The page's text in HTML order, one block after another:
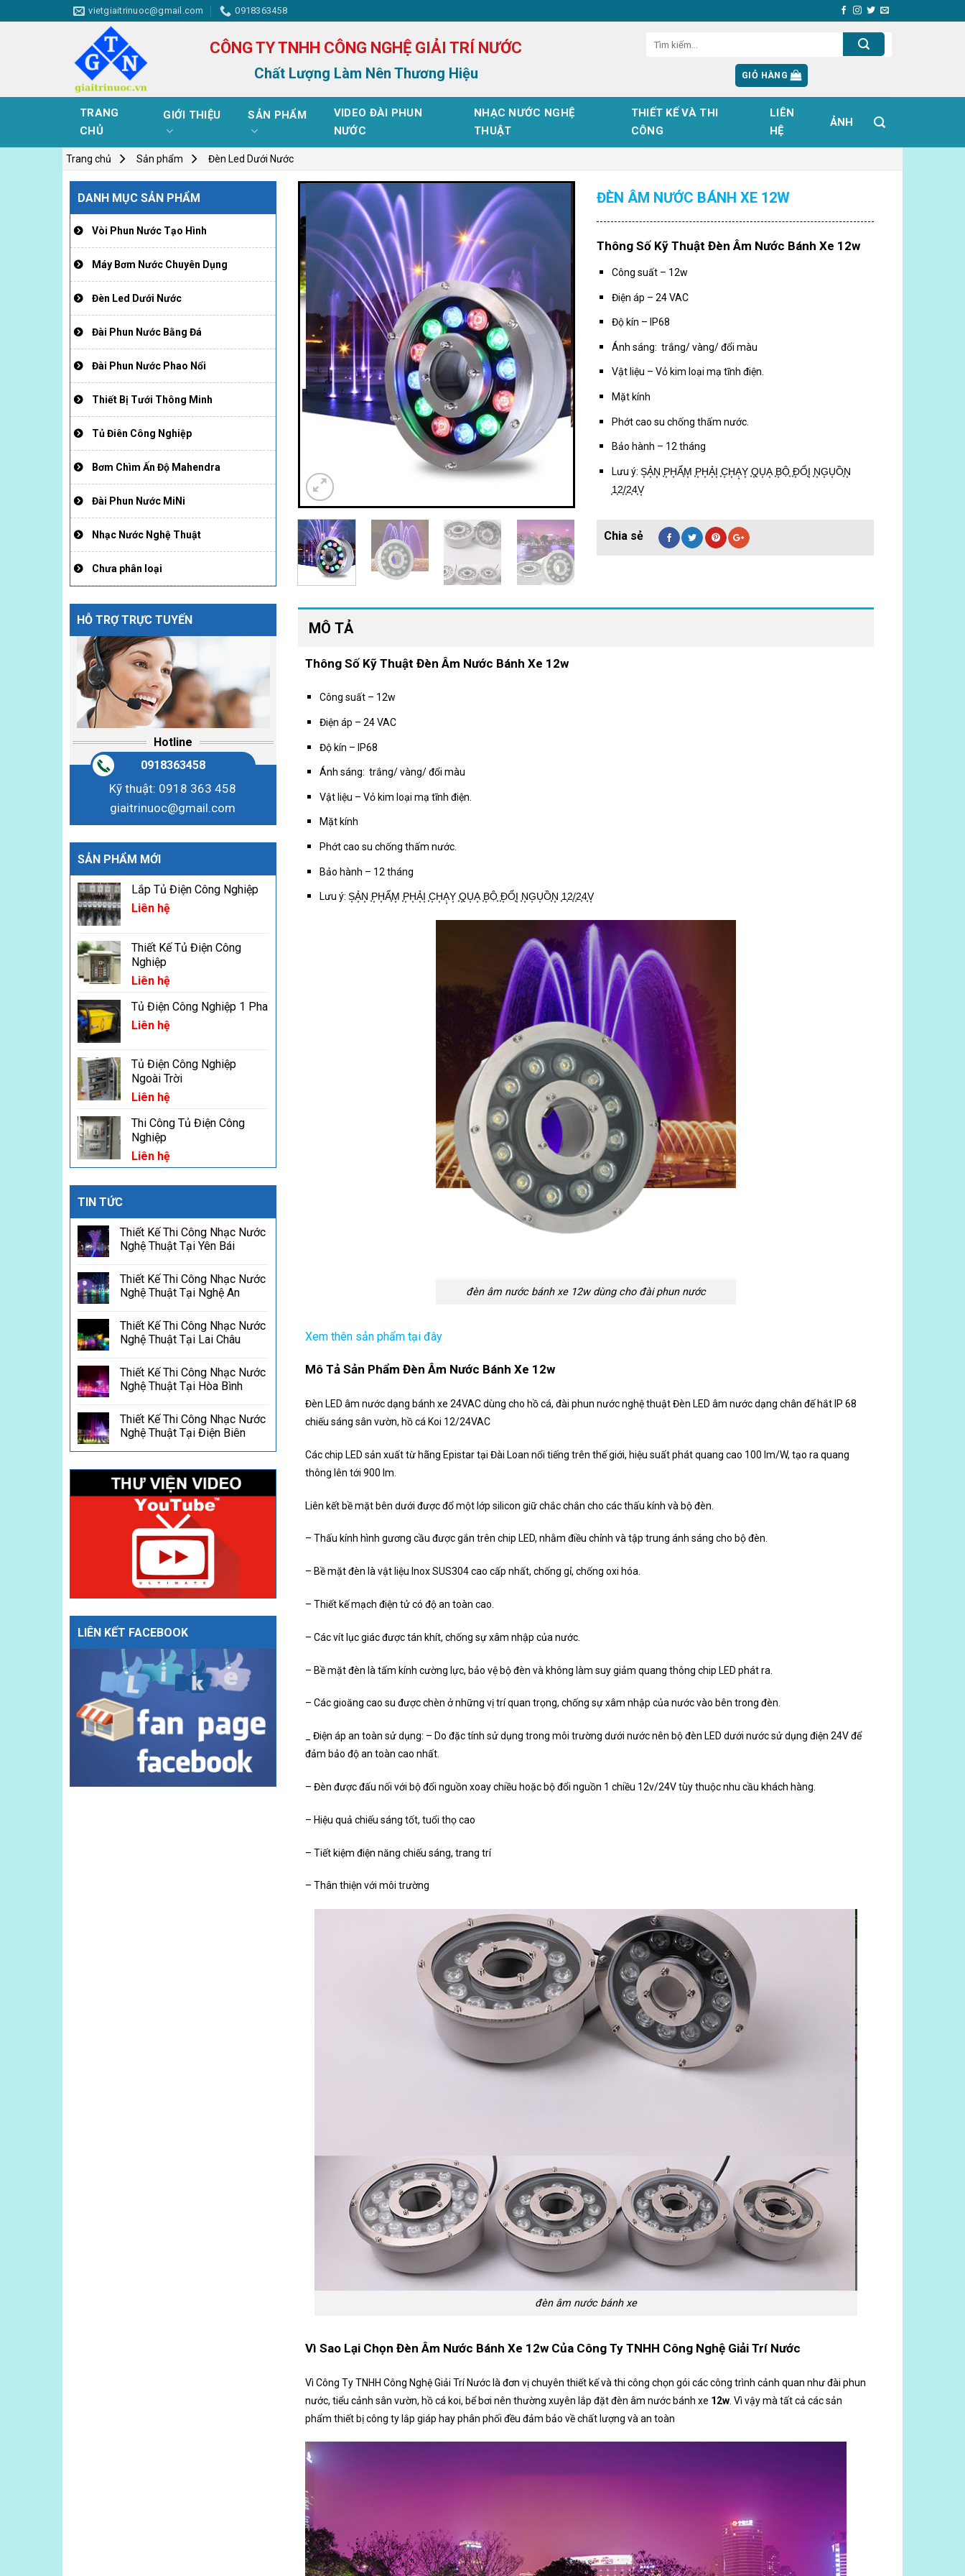
to
vietgiaitrinuoc@gmail.com 0918363458
CÔNG TY TNHH CÔNG NGHỆ GIẢI TRÍ NƯỚC
Chất Lượng Làm Nên Thương Hiệu GIỎ HÀNG
TRANG
CHỦ
GIỚI THIỆU SẢN PHẨM
VIDEO ĐÀI PHUN
NƯỚC
NHẠC NƯỚC NGHỆ
THUẬT
THIẾT KẾ VÀ THI
CÔNG
LIÊN
HỆ
ẢNH
Trang chủ Sản phẩm Đèn Led Dưới Nước
ĐÈN ÂM NƯỚC BÁNH XE 12W
Thông Số Kỹ Thuật Đèn Âm Nước Bánh Xe 12w
Công suất – 12w
Điện áp – 24 VAC
Độ kín – IP68
Ánh sáng: trắng/ vàng/ đổi màu
Vật liệu – Vỏ kim loại mạ tĩnh điện.
Mặt kính
Phớt cao su chống thấm nước.
Bảo hành – 12 tháng
Lưu ý: S͙Ả͙N͙ ͙P͙H͙Ẩ͙M͙ ͙P͙H͙Ả͙I͙ ͙C͙H͙Ạ͙Y͙ ͙Q͙U͙A͙ ͙B͙Ộ͙ ͙Đ͙Ổ͙I͙ ͙N͙G͙U͙Ồ͙N͙
͙1͙2͙/͙2͙4͙V͙
MÔ TẢ
Thông Số Kỹ Thuật Đèn Âm Nước Bánh Xe 12w
Công suất – 12w
Điện áp – 24 VAC
Độ kín – IP68
Ánh sáng: trắng/ vàng/ đổi màu
Vật liệu – Vỏ kim loại mạ tĩnh điện.
Mặt kính
Phớt cao su chống thấm nước.
Bảo hành – 12 tháng
Lưu ý: S͙Ả͙N͙ ͙P͙H͙Ẩ͙M͙ ͙P͙H͙Ả͙I͙ ͙C͙H͙Ạ͙Y͙ ͙Q͙U͙A͙ ͙B͙Ộ͙ ͙Đ͙Ổ͙I͙ ͙N͙G͙U͙Ồ͙N͙ ͙1͙2͙/͙2͙4͙V͙
đèn âm nước bánh xe 12w dùng cho đài phun nước
Xem thên sản phẩm tại đây
Mô Tả Sản Phẩm Đèn Âm Nước Bánh Xe 12w
Đèn LED âm nước dạng bánh xe 24VAC dùng cho hồ cá, đài phun nước nghệ thuật Đèn LED âm nước dạng chân đế hắt IP 68
chiếu sáng sân vườn, hồ cá Koi 12/24VAC
Các chip LED sản xuất từ hãng Epistar tại Đài Loan nổi tiếng trên thế giới, hiệu suất phát quang cao 100 lm/W, tạo ra quang
thông lên tới 900 lm.
Liên kết bề mặt bên dưới được đổ một lớp silicon giữ chắc chắn cho các thấu kính và bộ đèn.
– Thấu kính hình gương cầu được gắn trên chip LED, nhằm điều chỉnh và tập trung ánh sáng cho bộ đèn.
– Bề mặt đèn là vật liệu Inox SUS304 cao cấp nhất, chống gỉ, chống oxi hóa.
– Thiết kế mạch điện tử có độ an toàn cao.
– Các vít lục giác được tán khít, chống sự xâm nhập của nước.
– Bề mặt đèn là tấm kính cường lực, bảo vệ bộ đèn và không làm suy giảm quang thông chip LED phát ra.
– Các gioăng cao su được chèn ở những vị trí quan trọng, chống sự xâm nhập của nước vào bên trong đèn.
_ Điện áp an toàn sử dụng: – Do đặc tính sử dụng trong môi trường dưới nước nên bộ đèn LED dưới nước sử dụng điện 24V để
đảm bảo độ an toàn cao nhất.
– Đèn được đấu nối với bộ đổi nguồn xoay chiều hoặc bộ đổi nguồn 1 chiều 12v/24V tùy thuộc nhu cầu khách hàng.
– Hiệu quả chiếu sáng tốt, tuổi thọ cao
– Tiết kiệm điện năng chiếu sáng, trang trí
– Thân thiện với môi trường
đèn âm nước bánh xe
Vì Sao Lại Chọn Đèn Âm Nước Bánh Xe 12w Của Công Ty TNHH Công Nghệ Giải Trí Nước
Vì Công Ty TNHH Công Nghệ Giải Trí Nước là đơn vị chuyên thiết kế và thi công chọn gói các công trình cảnh quan như đài phun
nước, tiểu cảnh sân vườn, hồ cá koi, bể bơi nên thường xuyên lắp đặt đèn âm nước bánh xe 12w. Vì vậy mà tất cả các sản
phẩm thiết bị công ty lắp giáp hay phân phối đều đảm bảo về chất lượng và an toàn
DANH MỤC SẢN PHẨM
Vòi Phun Nước Tạo Hình
Máy Bơm Nước Chuyên Dụng
Đèn Led Dưới Nước
Đài Phun Nước Bằng Đá
Đài Phun Nước Phao Nổi
Thiết Bị Tưới Thông Minh
Tủ Điên Công Nghiệp
Bơm Chìm Ấn Độ Mahendra
Đài Phun Nước MiNi
Nhạc Nước Nghệ Thuật
Chưa phân loại
HỖ TRỢ TRỰC TUYẾN
Hotline
0918363458
Kỹ thuật: 0918 363 458
giaitrinuoc@gmail.com
SẢN PHẨM MỚI
Lắp Tủ Điện Công Nghiệp
Liên hệ
Thiết Kế Tủ Điện Công
Nghiệp
Liên hệ
Tủ Điện Công Nghiệp 1 Pha
Liên hệ
Tủ Điện Công Nghiệp
Ngoài Trời
Liên hệ
Thi Công Tủ Điện Công
Nghiệp
Liên hệ
TIN TỨC
Thiết Kế Thi Công Nhạc Nước
Nghệ Thuật Tại Yên Bái
Thiết Kế Thi Công Nhạc Nước
Nghệ Thuật Tại Nghệ An
Thiết Kế Thi Công Nhạc Nước
Nghệ Thuật Tại Lai Châu
Thiết Kế Thi Công Nhạc Nước
Nghệ Thuật Tại Hòa Bình
Thiết Kế Thi Công Nhạc Nước
Nghệ Thuật Tại Điện Biên
LIÊN KẾT FACEBOOK